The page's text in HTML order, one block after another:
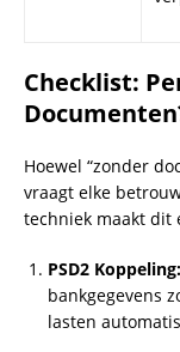
Checklist:
Hoewel “zonder
vraagt elke
techniek maakt dit
PSD2 Koppeling:
bankgegevens
lasten